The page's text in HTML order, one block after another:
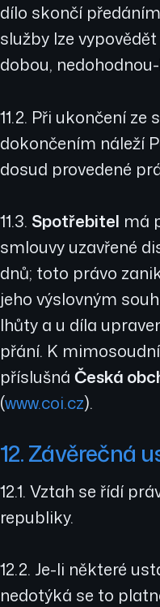
dílo skončí
služby lze vypovědět
dobou,
11.2. Při ukončení
dokončením náleží
dosud provedené
11.3. Spotřebitel má
smlouvy uzavřené
dnů; toto právo
jeho výslovným
lhůty a u díla
přání. K
příslušná Česká
(www.coi.cz).
12. Závěrečná
12.1. Vztah se řídí
republiky.
12.2. Je-li některé
nedotýká se to